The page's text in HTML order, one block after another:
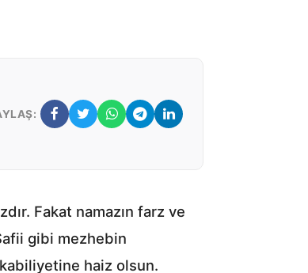
Fakat namazın farz ve
gibi mezhebin
haiz olsun.